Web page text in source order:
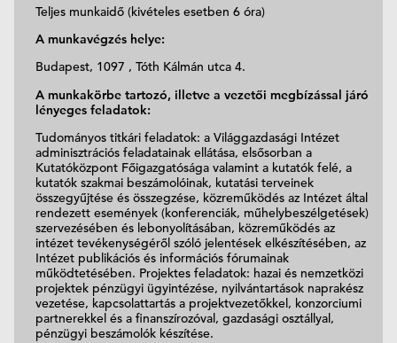
Teljes munkaidő (kivételes esetben 6 óra)
A munkavégzés helye:
Budapest, 1097 , Tóth Kálmán utca 4.
A munkakörbe tartozó, illetve a vezetői megbízással járó
lényeges feladatok:
Tudományos titkári feladatok: a Világgazdasági Intézet
adminisztrációs feladatainak ellátása, elsősorban a
Kutatóközpont Főigazgatósága valamint a kutatók felé, a
kutatók szakmai beszámolóinak, kutatási terveinek
összegyűjtése és összegzése, közreműködés az Intézet által
rendezett események (konferenciák, műhelybeszélgetések)
szervezésében és lebonyolításában, közreműködés az
intézet tevékenységéről szóló jelentések elkészítésében, az
Intézet publikációs és információs fórumainak
működtetésében. Projektes feladatok: hazai és nemzetközi
projektek pénzügyi ügyintézése, nyilvántartások naprakész
vezetése, kapcsolattartás a projektvezetőkkel, konzorciumi
partnerekkel és a finanszírozóval, gazdasági osztállyal,
pénzügyi beszámolók készítése.